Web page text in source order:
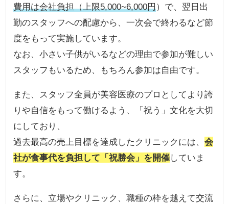
費用は会社負担（上限5,000~6,000円）で、翌日出
勤のスタッフへの配慮から、一次会で終わるなど節
度をもって実施しています。
なお、小さい子供がいるなどの理由で参加が難しい
スタッフもいるため、もちろん参加は自由です。
また、スタッフ全員が美容医療のプロとしてより誇
りや自信をもって働けるよう、「祝う」文化を大切
にしており、
過去最高の売上目標を達成したクリニックには、会
社が食事代を負担して「祝勝会」を開催していま
す。
さらに、立場やクリニック、職種の枠を越えて交流